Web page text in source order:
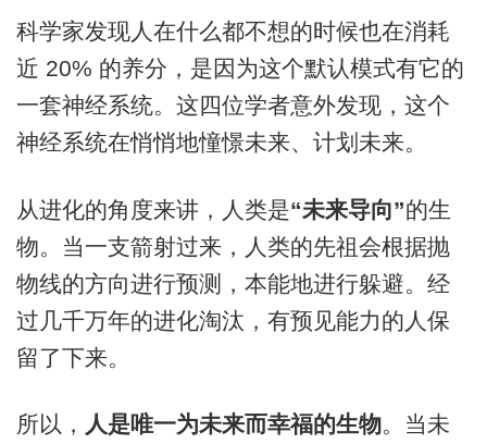
科学家发现人在什么都不想的时候也在消耗
近 20% 的养分，是因为这个默认模式有它的
一套神经系统。这四位学者意外发现，这个
神经系统在悄悄地憧憬未来、计划未来。
从进化的角度来讲，人类是“未来导向”的生
物。当一支箭射过来，人类的先祖会根据抛
物线的方向进行预测，本能地进行躲避。经
过几千万年的进化淘汰，有预见能力的人保
留了下来。
所以， 人是唯一为未来而幸福的生物。当未